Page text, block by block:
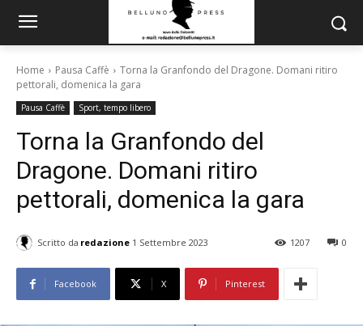
Home Pausa Caffè
Torna la Granfondo del Dragone. Domani ritiro
pettorali, domenica la gara
Pausa Caffè Sport, tempo libero
Torna la Granfondo del
Dragone. Domani ritiro
pettorali, domenica la gara
Scritto da redazione 1 Settembre 2023 0
1207
Facebook X Pinterest